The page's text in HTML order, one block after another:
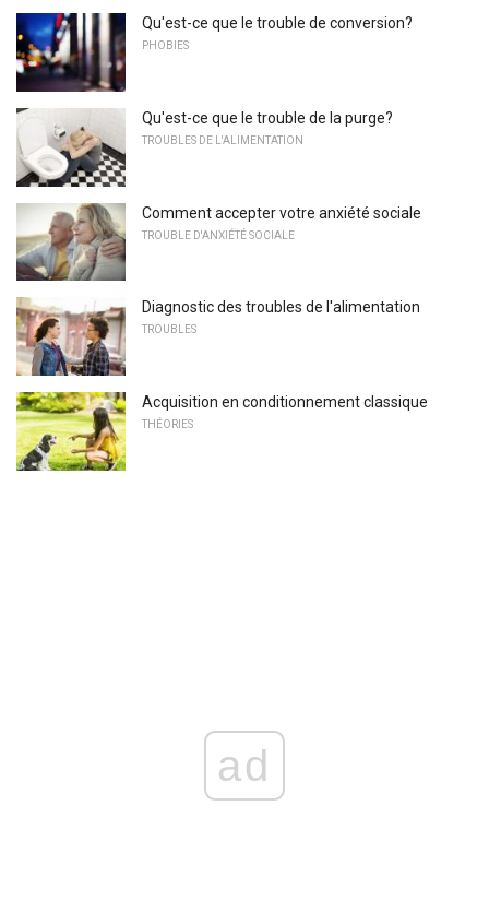
Qu'est-ce que le trouble de conversion?
PHOBIES
Qu'est-ce que le trouble de la purge?
TROUBLES DE L'ALIMENTATION
Comment accepter votre anxiété sociale
TROUBLE D'ANXIÉTÉ SOCIALE
Diagnostic des troubles de l'alimentation
TROUBLES
Acquisition en conditionnement classique
THÉORIES
ad